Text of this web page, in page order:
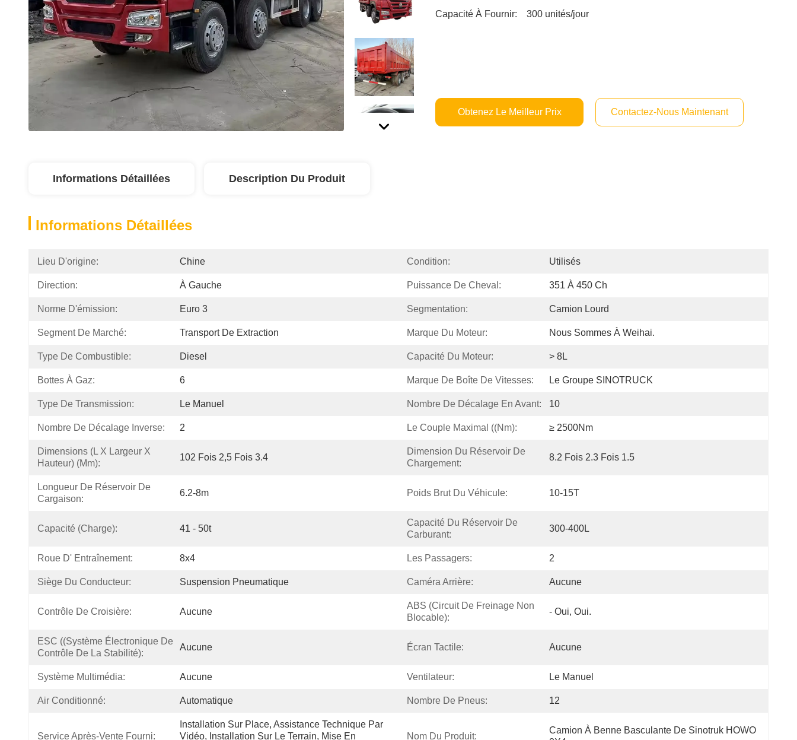
Capacité À Fournir: 300 unités/jour
Obtenez Le Meilleur Prix Contactez-Nous Maintenant
Informations Détaillées Description Du Produit
Informations Détaillées
Lieu D'origine: Chine Condition: Utilisés
Direction: À Gauche Puissance De Cheval: 351 À 450 Ch
Norme D'émission: Euro 3 Segmentation: Camion Lourd
Segment De Marché: Transport De Extraction Marque Du Moteur: Nous Sommes À Weihai.
Type De Combustible: Diesel Capacité Du Moteur: > 8L
Bottes À Gaz: 6 Marque De Boîte De Vitesses: Le Groupe SINOTRUCK
Type De Transmission: Le Manuel Nombre De Décalage En Avant: 10
Nombre De Décalage Inverse: 2 Le Couple Maximal ((Nm): ≥ 2500Nm
Dimensions (L X Largeur X
Hauteur) (mm):
102 Fois 2,5 Fois 3.4
Dimension Du Réservoir De
Chargement:
8.2 Fois 2.3 Fois 1.5
Longueur De Réservoir De
Cargaison:
6.2-8m Poids Brut Du Véhicule: 10-15T
Capacité (charge): 41 - 50t
Capacité Du Réservoir De
Carburant:
300-400L
Roue D' Entraînement: 8x4 Les Passagers: 2
Siège Du Conducteur: Suspension Pneumatique Caméra Arrière: Aucune
Contrôle De Croisière: Aucune
ABS (circuit De Freinage Non
Blocable):
- Oui, Oui.
ESC ((Système Électronique De
Contrôle De La Stabilité):
Aucune Écran Tactile: Aucune
Système Multimédia: Aucune Ventilateur: Le Manuel
Air Conditionné: Automatique Nombre De Pneus: 12
Service Après-Vente Fourni:
Installation Sur Place, Assistance Technique Par
Vidéo, Installation Sur Le Terrain, Mise En
Nom Du Produit:
Camion À Benne Basculante De Sinotruk HOWO